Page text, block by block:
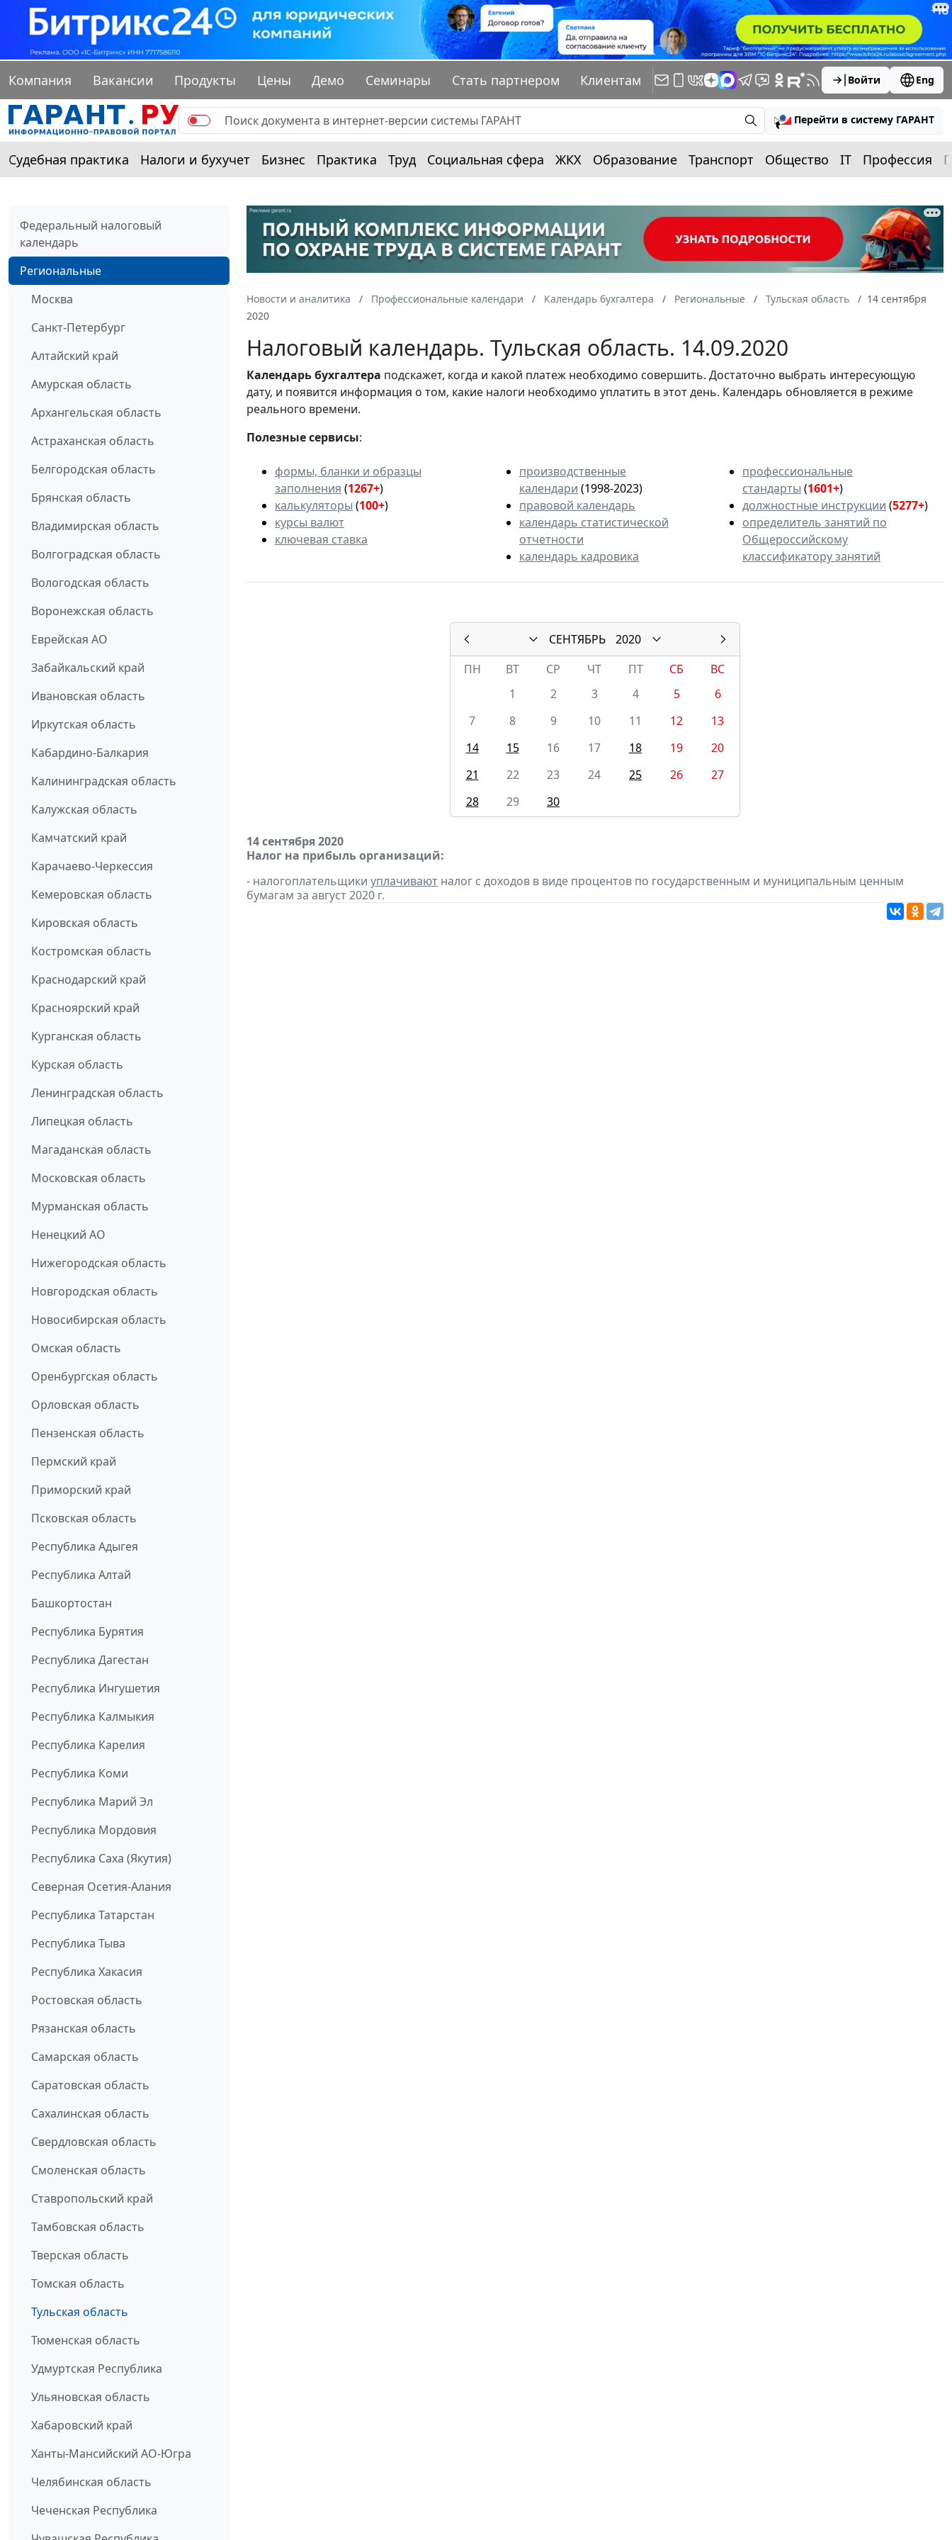
Компания Вакансии Продукты Цены Демо Семинары Стать партнером Клиентам Войти Eng
Перейти в систему ГАРАНТ
Судебная практика Налоги и бухучет Бизнес Практика Труд Социальная сфера ЖКХ Образование Транспорт Общество IT Профессия
Федеральный налоговый
календарь
Региональные
Москва
Санкт-Петербург
Алтайский край
Амурская область
Архангельская область
Астраханская область
Белгородская область
Брянская область
Владимирская область
Волгоградская область
Вологодская область
Воронежская область
Еврейская АО
Забайкальский край
Ивановская область
Иркутская область
Кабардино-Балкария
Калининградская область
Калужская область
Камчатский край
Карачаево-Черкессия
Кемеровская область
Кировская область
Костромская область
Краснодарский край
Красноярский край
Курганская область
Курская область
Ленинградская область
Липецкая область
Магаданская область
Московская область
Мурманская область
Ненецкий АО
Нижегородская область
Новгородская область
Новосибирская область
Омская область
Оренбургская область
Орловская область
Пензенская область
Пермский край
Приморский край
Псковская область
Республика Адыгея
Республика Алтай
Башкортостан
Республика Бурятия
Республика Дагестан
Республика Ингушетия
Республика Калмыкия
Республика Карелия
Республика Коми
Республика Марий Эл
Республика Мордовия
Республика Саха (Якутия)
Северная Осетия-Алания
Республика Татарстан
Республика Тыва
Республика Хакасия
Ростовская область
Рязанская область
Самарская область
Саратовская область
Сахалинская область
Свердловская область
Смоленская область
Ставропольский край
Тамбовская область
Тверская область
Томская область
Тульская область
Тюменская область
Удмуртская Республика
Ульяновская область
Хабаровский край
Ханты-Мансийский АО-Югра
Челябинская область
Чеченская Республика
Новости и аналитика Профессиональные календари Календарь бухгалтера Региональные Тульская область
14 сентября
2020
Налоговый календарь. Тульская область. 14.09.2020
Календарьбухгалтера подскажет, когда и какой платеж необходимо совершить. Достаточно выбрать интересующую
дату, и появится информация о том, какие налоги необходимо уплатить в этот день. Календарь обновляется в режиме
реального времени.
Полезные сервисы:
формы, бланки и образцы
заполнения (1267+)
калькуляторы (100+)
курсы валют
ключевая ставка
производственные
календари (1998-2023)
правовой календарь
календарь статистической
отчетности
календарь кадровика
профессиональные
стандарты (1601+)
должностные инструкции (5277+)
определитель занятий по
Общероссийскому
классификатору занятий
СЕНТЯБРЬ
2020
ПН
ВТ СР ЧТ ПТ СБ
ВС
1
2 3 4 5
6
7
8 9 10 11 12
13
14
15 16 17 18 19
20
21
22 23 24 25 26
27
28
29 30
14 сентября 2020
Налог на прибыль организаций:
- налогоплательщики уплачивают налог с доходов в виде процентов по государственным и муниципальным ценным
бумагам за август 2020 г.